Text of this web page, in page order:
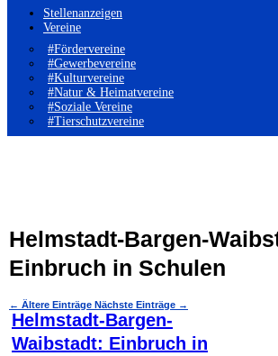
Stellenanzeigen
Vereine
#Fördervereine
#Gewerbevereine
#Kulturvereine
#Natur & Heimatvereine
#Soziale Vereine
#Tierschutzvereine
Helmstadt-Bargen-
Einbruch in Schulen
← Ältere Einträge Nächste Einträge →
Helmstadt-Bargen-
Waibstadt: Einbruch in